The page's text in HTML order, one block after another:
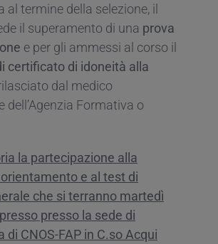
al termine della selezione, il
il superamento di una prova
e per gli ammessi al corso il
certificato di idoneità alla
dal medico
dell’Agenzia Formativa o
la partecipazione alla
e al test di
che si terranno martedì
presso la sede di
di CNOS-FAP in C.so Acqui